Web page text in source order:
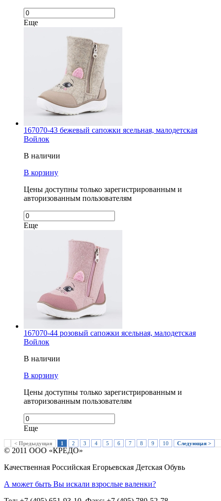
Еще
167070-43 бежевый сапожки ясельная, малодетская
Войлок
В наличии
В корзину
Цены доступны только зарегистрированным и
авторизованным пользователям
Еще
167070-44 розовый сапожки ясельная, малодетская
Войлок
В наличии
В корзину
Цены доступны только зарегистрированным и
авторизованным пользователям
Еще
< Предыдущая 1 2 3 4 5 6 7 8 9 10 Следующая >
© 2011 ООО «КРЕДО»
Качественная Российская Егорьевская Детская Обувь
А может быть Вы искали взрослые валенки?